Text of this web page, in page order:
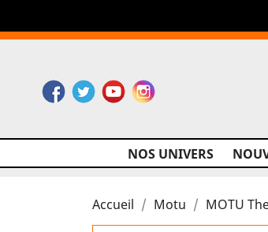
Facebook
TwitterYouTubeInstagram
NOS UNIVERS
Accueil Motu MOTU